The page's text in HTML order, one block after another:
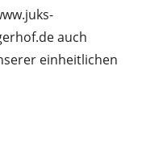
auch
einheitlichen